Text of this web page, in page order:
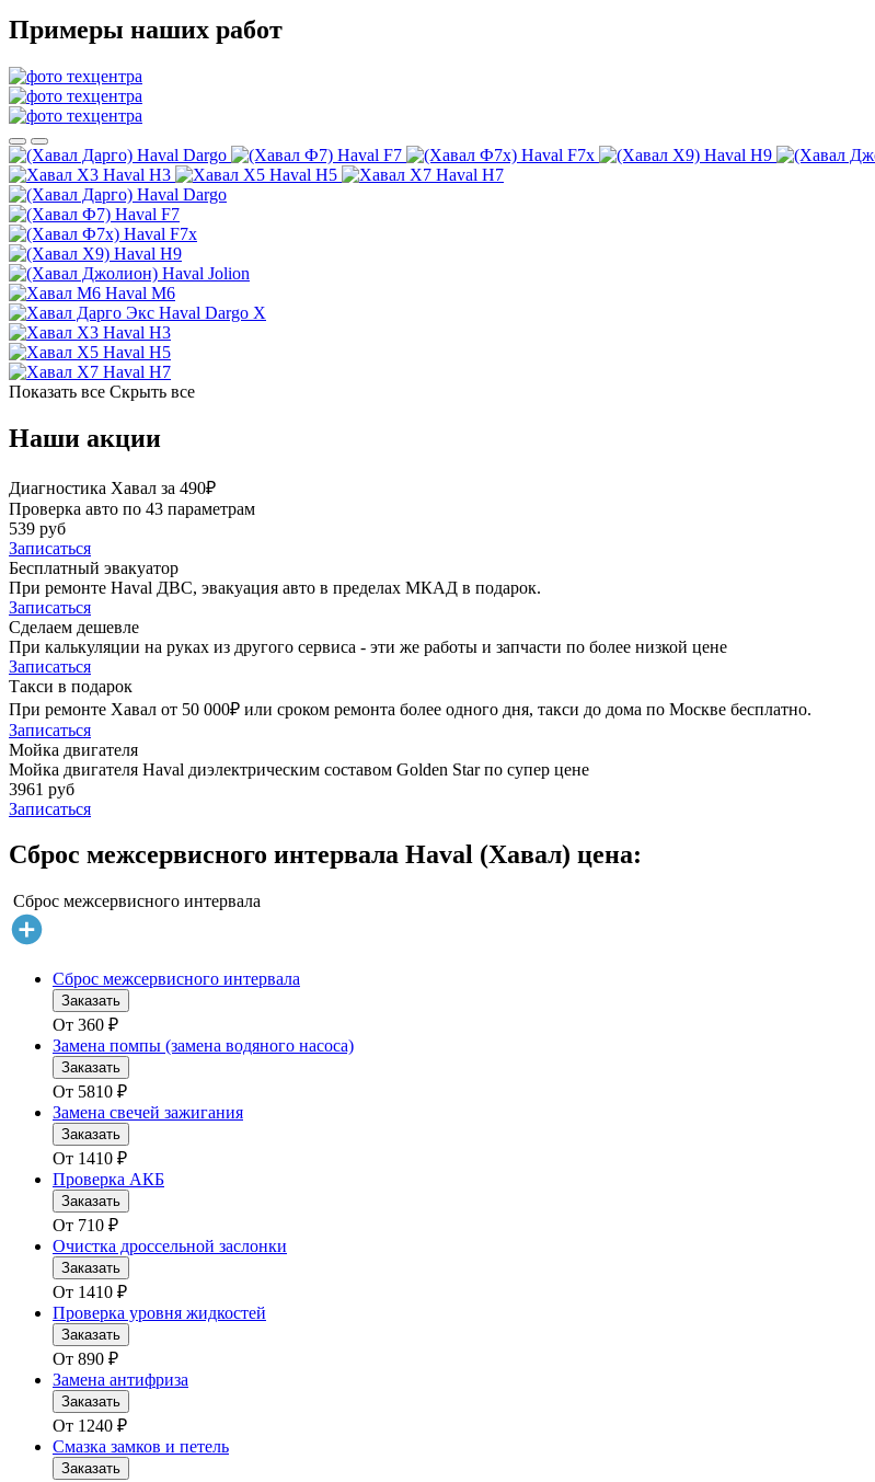
Примеры наших работ
Haval Dargo Haval F7 Haval F7x Haval H9
Haval H3
Haval H5
Haval H7
Haval Dargo
Haval F7
Haval F7x
Haval H9
Haval Jolion
Haval M6
Haval Dargo X
Haval H3
Haval H5
Haval H7
Показать все Скрыть все
Наши акции
Диагностика Хавал за 490₽
Проверка авто по 43 параметрам
539 руб
Записаться
Бесплатный эвакуатор
При ремонте Haval ДВС, эвакуация авто в пределах МКАД в подарок.
Записаться
Сделаем дешевле
При калькуляции на руках из другого сервиса - эти же работы и запчасти по более низкой цене
Записаться
Такси в подарок
При ремонте Хавал от 50 000₽ или сроком ремонта более одного дня, такси до дома по Москве бесплатно.
Записаться
Мойка двигателя
Мойка двигателя Haval диэлектрическим составом Golden Star по супер цене
3961 руб
Записаться
Сброс межсервисного интервала Haval (Хавал) цена:
Сброс межсервисного интервала
Сброс межсервисного интервала
Заказать
От 360 ₽
Замена помпы (замена водяного насоса)
Заказать
От 5810 ₽
Замена свечей зажигания
Заказать
От 1410 ₽
Проверка АКБ
Заказать
От 710 ₽
Очистка дроссельной заслонки
Заказать
От 1410 ₽
Проверка уровня жидкостей
Заказать
От 890 ₽
Замена антифриза
Заказать
От 1240 ₽
Смазка замков и петель
Заказать